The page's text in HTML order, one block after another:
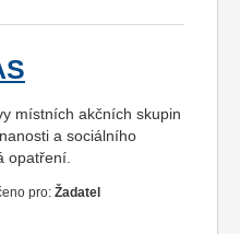
místních akčních skupin
a sociálního
opatření.
pro: Žadatel